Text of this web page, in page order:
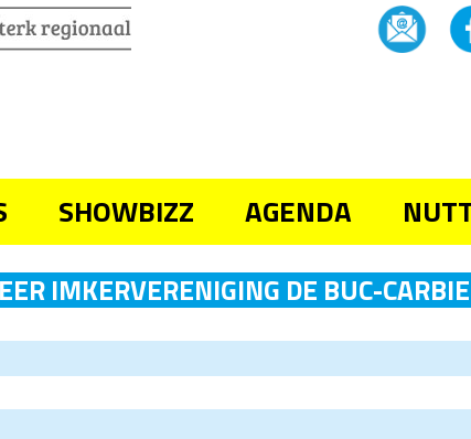
SHOWBIZZ AGENDA
IMKERVERENIGING DE BUC-CARBIE